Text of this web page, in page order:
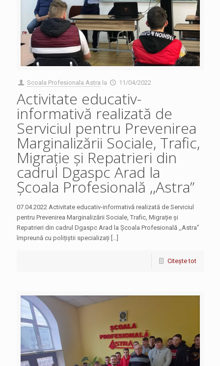
Scoala Profesionala Astra la 11/04/2022
Activitate educativ-
informativă realizată de
Serviciul pentru Prevenirea
Marginalizării Sociale, Trafic,
Migrație și Repatrieri din
cadrul Dgaspc Arad la
Școala Profesională ,,Astra”
07.04.2022 Activitate educativ-informativă realizată de Serviciul
pentru Prevenirea Marginalizării Sociale, Trafic, Migrație și
Repatrieri din cadrul Dgaspc Arad la Școala Profesională ,,Astra”
împreună cu polițiștii specializați […]
Citește tot